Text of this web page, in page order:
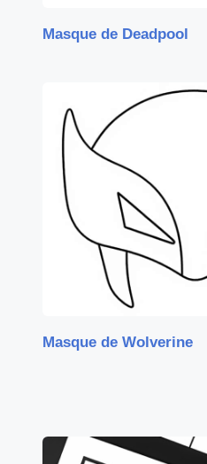
Masque de Deadpool
Masque de Wolverine